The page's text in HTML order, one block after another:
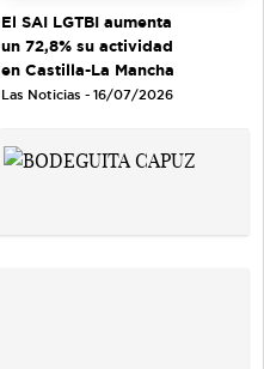
El SAI LGTBI aumenta
un 72,8% su actividad
en Castilla-La Mancha
Las Noticias - 16/07/2026